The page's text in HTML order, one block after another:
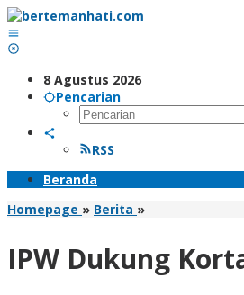
Lewati
ke
konten
8 Agustus 2026
Pencarian
RSS
Beranda
Homepage » Berita »IPW
Tipikor
Polri
IPW Dukung